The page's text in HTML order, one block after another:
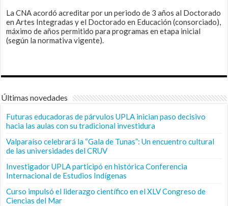
La CNA acordó acreditar por un periodo de 3 años al Doctorado
en Artes Integradas y el Doctorado en Educación (consorciado),
máximo de años permitido para programas en etapa inicial
(según la normativa vigente).
Últimas novedades
Futuras educadoras de párvulos UPLA inician paso decisivo
hacia las aulas con su tradicional investidura
Valparaíso celebrará la “Gala de Tunas”: Un encuentro cultural
de las universidades del CRUV
Investigador UPLA participó en histórica Conferencia
Internacional de Estudios Indígenas
Curso impulsó el liderazgo científico en el XLV Congreso de
Ciencias del Mar